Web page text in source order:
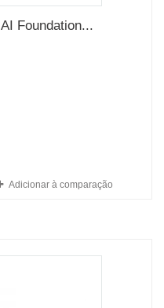
Foundation...
Adicionar à comparação